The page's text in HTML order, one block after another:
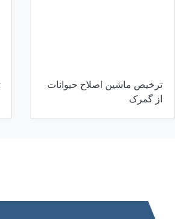
ترخیص ماشین اصلاح حیوانات
از گمرک